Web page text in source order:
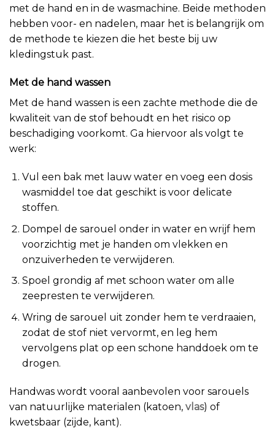
met de hand en in de wasmachine. Beide methoden
hebben voor- en nadelen, maar het is belangrijk om
de methode te kiezen die het beste bij uw
kledingstuk past.
Met de hand wassen
Met de hand wassen is een zachte methode die de
kwaliteit van de stof behoudt en het risico op
beschadiging voorkomt. Ga hiervoor als volgt te
werk:
Vul een bak met lauw water en voeg een dosis
wasmiddel toe dat geschikt is voor delicate
stoffen.
Dompel de sarouel onder in water en wrijf hem
voorzichtig met je handen om vlekken en
onzuiverheden te verwijderen.
Spoel grondig af met schoon water om alle
zeepresten te verwijderen.
Wring de sarouel uit zonder hem te verdraaien,
zodat de stof niet vervormt, en leg hem
vervolgens plat op een schone handdoek om te
drogen.
Handwas wordt vooral aanbevolen voor sarouels
van natuurlijke materialen (katoen, vlas) of
kwetsbaar (zijde, kant).